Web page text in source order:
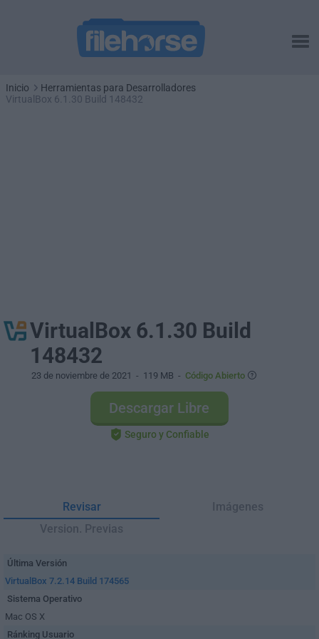
Inicio
Herramientas para Desarrolladores
VirtualBox 6.1.30 Build 148432
VirtualBox 6.1.30 Build
148432
23 de noviembre de 2021 - 119 MB - Código Abierto
Descargar Libre
Seguro y Confiable
Revisar
Imágenes
Version. Previas
Última Versión
VirtualBox 7.2.14 Build 174565
Sistema Operativo
Mac OS X
Ránking Usuario